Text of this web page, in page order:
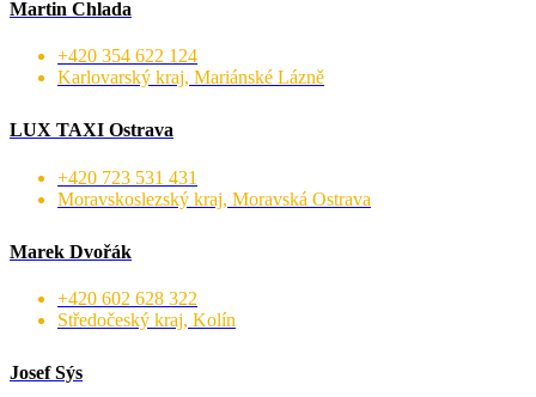
Martin Chlada
+420 354 622 124
Karlovarský kraj, Mariánské Lázně
LUX TAXI Ostrava
+420 723 531 431
Moravskoslezský kraj, Moravská Ostrava
Marek Dvořák
+420 602 628 322
Středočeský kraj, Kolín
Josef Sýs